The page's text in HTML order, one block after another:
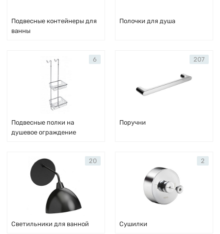
Подвесные контейнеры для
ванны
Полочки для душа
Подвесные полки на
душевое ограждение
6
Поручни
207
Светильники для ванной
20
Сушилки
2